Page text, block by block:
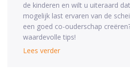
de kinderen en wilt u uiteraard
mogelijk last ervaren van de
een goed co-ouderschap
waardevolle tips!
Lees verder